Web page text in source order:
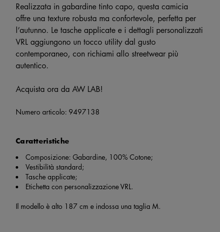
Realizzata in gabardine tinto capo, questa camicia
offre una texture robusta ma confortevole, perfetta per
l’autunno. Le tasche applicate e i dettagli personalizzati
VRL aggiungono un tocco utility dal gusto
contemporaneo, con richiami allo streetwear più
autentico.
Acquista ora da AW LAB!
Numero articolo: 9497138
Caratteristiche
Composizione: Gabardine, 100% Cotone;
Vestibilità standard;
Tasche applicate;
Etichetta con personalizzazione VRL.
Il modello è alto 187 cm e indossa una taglia M.